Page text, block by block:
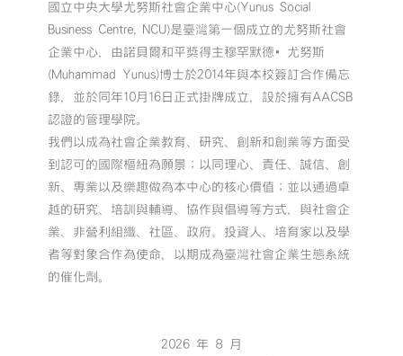
國立中央大學尤努斯社會企業中心(Yunus Social
Business Centre, NCU)是臺灣第一個成立的尤努斯社會
企業中心，由諾貝爾和平獎得主穆罕默德•尤努斯
(Muhammad Yunus)博士於2014年與本校簽訂合作備忘
錄，並於同年10月16日正式掛牌成立，設於擁有AACSB
認證的管理學院。
我們以成為社會企業教育、研究、創新和創業等方面受
到認可的國際樞紐為願景；以同理心、責任、誠信、創
新、專業以及樂趣做為本中心的核心價值；並以通過卓
越的研究、培訓與輔導、協作與倡導等方式，與社會企
業、非營利組織、社區、政府、投資人、培育家以及學
者等對象合作為使命，以期成為臺灣社會企業生態系統
的催化劑。
2026 年 8 月